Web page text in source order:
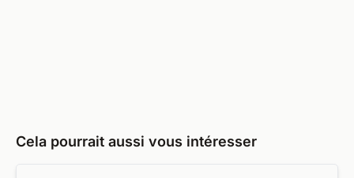
Cela pourrait aussi vous intéresser